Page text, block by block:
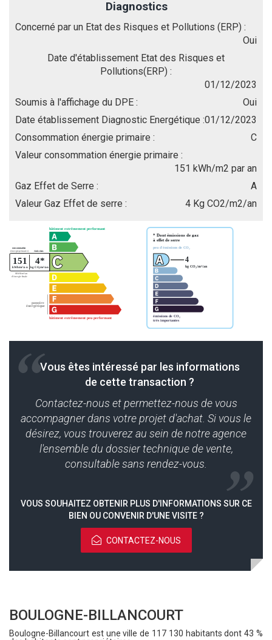
Diagnostics
Concerné par un Etat des Risques et Pollutions (ERP) :
Oui
Date d'établissement Etat des Risques et
Pollutions(ERP) :
01/12/2023
Soumis à l'affichage du DPE :
Oui
Date établissement Diagnostic Energétique :01/12/2023
Consommation énergie primaire :
C
Valeur consommation énergie primaire :
151 kWh/m2 par an
Gaz Effet de Serre :
A
Valeur Gaz Effet de serre :
4 Kg CO2/m2/an
Vous êtes intéressé par les informations
de cette transaction ?
Contactez-nous et permettez-nous de vous
accompagner dans votre projet d'achat. Si vous le
désirez, vous trouverez au sein de notre agence
l'ensemble du dossier technique de vente,
consultable sans rendez-vous.
VOUS SOUHAITEZ OBTENIR PLUS D'INFORMATIONS SUR CE
BIEN OU CONVENIR D'UNE VISITE ?
CONTACTEZ-NOUS
BOULOGNE-BILLANCOURT
Boulogne-Billancourt est une ville de 117 130 habitants dont 43 %